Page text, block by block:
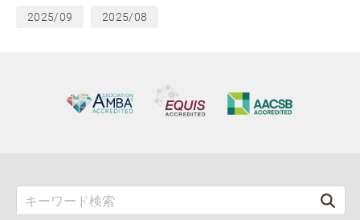
2025/09 2025/08